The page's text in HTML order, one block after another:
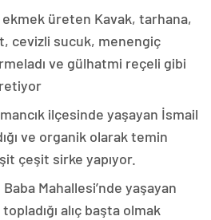
ekmek üreten Kavak, tarhana,
cevizli sucuk, menengiç
ve gülhatmi reçeli gibi
ilçesinde yaşayan İsmail
ve organik olarak temin
çeşit sirke yapıyor.
Mahallesi’nde yaşayan
alıç başta olmak